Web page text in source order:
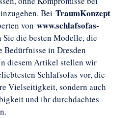
Bei TraumKonzept
von www.schlafsofas-
Sie die besten Modelle, die
Bedürfnisse in Dresden
diesem Artikel stellen wir
Schlafsofas vor, die
Vielseitigkeit, sondern auch
und ihr durchdachtes